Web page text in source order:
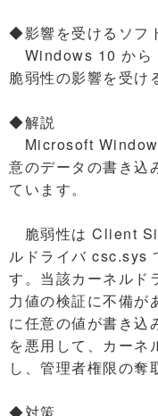
◆影響を受けるソフ
Windows 10 から
脆弱性の影響を受け
◆解説
Microsoft
意のデータの書き込
ています。
脆弱性は Client
ルドライバ csc.sys
す。当該カーネルド
力値の検証に不備が
に任意の値が書き込
を悪用して、カーネ
し、管理者権限の奪